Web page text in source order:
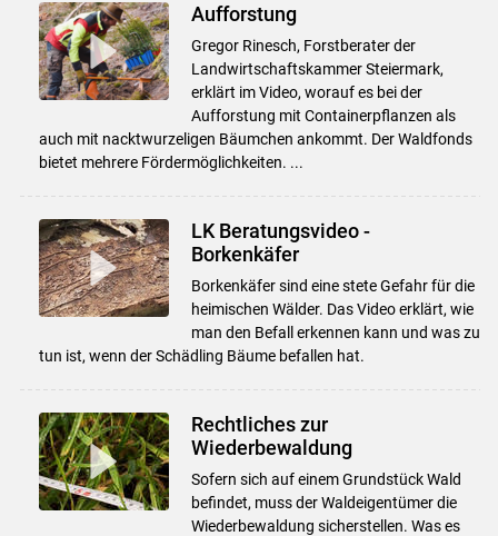
Aufforstung
Gregor Rinesch, Forstberater der
Landwirtschaftskammer Steiermark,
erklärt im Video, worauf es bei der
Aufforstung mit Containerpflanzen als
auch mit nacktwurzeligen Bäumchen ankommt. Der Waldfonds
bietet mehrere Fördermöglichkeiten. ...
LK Beratungsvideo -
Borkenkäfer
Borkenkäfer sind eine stete Gefahr für die
heimischen Wälder. Das Video erklärt, wie
man den Befall erkennen kann und was zu
tun ist, wenn der Schädling Bäume befallen hat.
Rechtliches zur
Wiederbewaldung
Sofern sich auf einem Grundstück Wald
befindet, muss der Waldeigentümer die
Wiederbewaldung sicherstellen. Was es